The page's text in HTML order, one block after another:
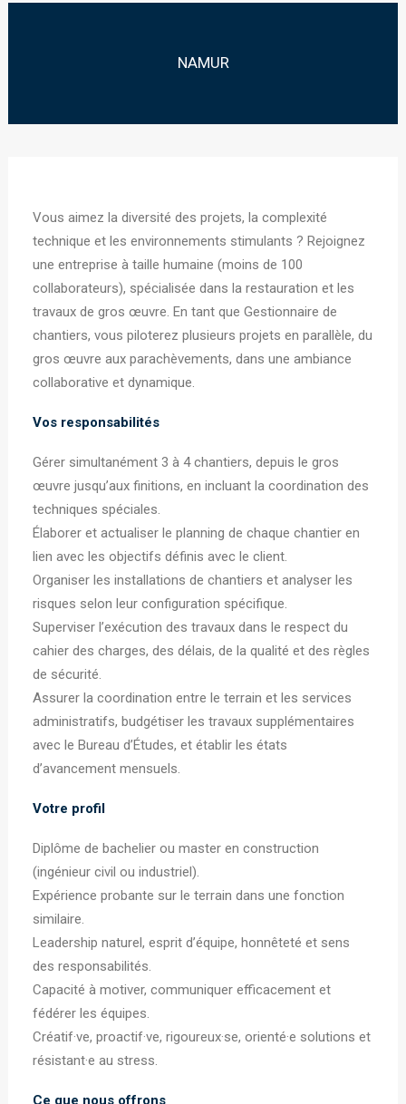
NAMUR
Vous aimez la diversité des projets, la complexité
technique et les environnements stimulants ? Rejoignez
une entreprise à taille humaine (moins de 100
collaborateurs), spécialisée dans la restauration et les
travaux de gros œuvre. En tant que Gestionnaire de
chantiers, vous piloterez plusieurs projets en parallèle, du
gros œuvre aux parachèvements, dans une ambiance
collaborative et dynamique.
Vos responsabilités
Gérer simultanément 3 à 4 chantiers, depuis le gros
œuvre jusqu’aux finitions, en incluant la coordination des
techniques spéciales.
Élaborer et actualiser le planning de chaque chantier en
lien avec les objectifs définis avec le client.
Organiser les installations de chantiers et analyser les
risques selon leur configuration spécifique.
Superviser l’exécution des travaux dans le respect du
cahier des charges, des délais, de la qualité et des règles
de sécurité.
Assurer la coordination entre le terrain et les services
administratifs, budgétiser les travaux supplémentaires
avec le Bureau d’Études, et établir les états
d’avancement mensuels.
Votre profil
Diplôme de bachelier ou master en construction
(ingénieur civil ou industriel).
Expérience probante sur le terrain dans une fonction
similaire.
Leadership naturel, esprit d’équipe, honnêteté et sens
des responsabilités.
Capacité à motiver, communiquer efficacement et
fédérer les équipes.
Créatif·ve, proactif·ve, rigoureux·se, orienté·e solutions et
résistant·e au stress.
Ce que nous offrons